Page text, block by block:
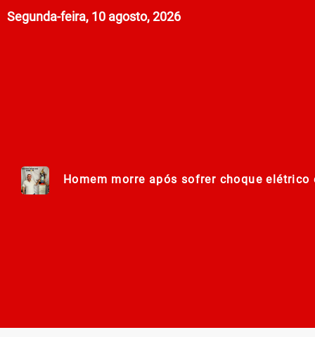
Segunda-feira, 10 agosto, 2026
Homem morre após sofrer choque
Lei Maria da Penha completa 20 anos
278ª Romaria do Muquém começa com
Centro Municipal de Apoio aos Romeiros